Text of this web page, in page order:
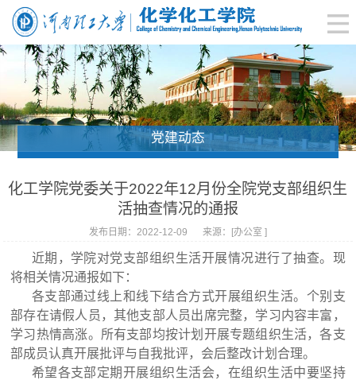
党建动态
化工学院党委关于2022年12月份全院党支部组织生
活抽查情况的通报
发布日期：2022-12-09 来源：[办公室 ]
近期，学院对党支部组织生活开展情况进行了抽查。现
将相关情况通报如下：
各支部通过线上和线下结合方式开展组织生活。个别支
部存在请假人员，其他支部人员出席完整，学习内容丰富，
学习热情高涨。所有支部均按计划开展专题组织生活，各支
部成员认真开展批评与自我批评，会后整改计划合理。
希望各支部定期开展组织生活会，在组织生活中要坚持